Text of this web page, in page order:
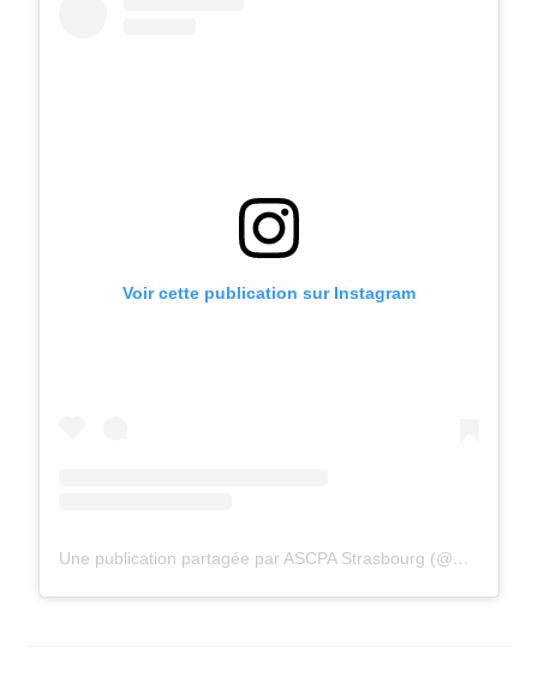
Voir cette publication sur Instagram
Une publication partagée par ASCPA Strasbourg (@ascpastrasbourg)